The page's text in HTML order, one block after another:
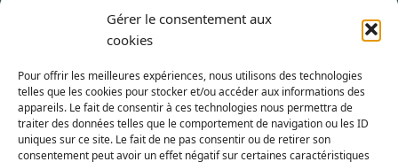
Gérer le consentement aux
cookies
Pour offrir les meilleures expériences, nous utilisons des technologies
telles que les cookies pour stocker et/ou accéder aux informations des
appareils. Le fait de consentir à ces technologies nous permettra de
traiter des données telles que le comportement de navigation ou les ID
uniques sur ce site. Le fait de ne pas consentir ou de retirer son
consentement peut avoir un effet négatif sur certaines caractéristiques
Inscrivez-vous à la newsletter
Vous recevrez régulièrement les dernières actualités